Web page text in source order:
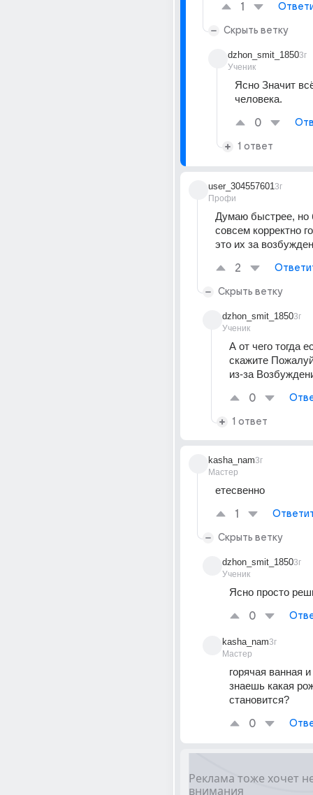
1
Скрыть ветку
dzhon_smit_1850
Ученик
3г
Ясно Значит
человека.
0
1 ответ
user_304557601
Профи
3г
Думаю быстрее, но
совсем корректно
это их за
2
Скрыть ветку
dzhon_smit_1850
Ученик
3г
А от чего тогда
скажите
из-за
0
1 ответ
kasha_nam
Мастер
3г
етесвенно
1
Скрыть ветку
dzhon_smit_1850
Ученик
3г
Ясно просто
0
kasha_nam
Мастер
3г
горячая ванная
знаешь какая
становится?
0